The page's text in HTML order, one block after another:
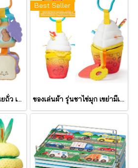
ของเล่นผ้า รุ่นขนมปังเนยถั่ว เขย่ามีเสียง PB&J Take Along Toy รุ่น 30742 ยี่ห้อ Melissa & Doug
Best Seller
ของเล่นผ้า รุ่นชาไข่มุก เขย่ามีเสียง Bubble Tea Take Along Toy รุ่น 30744 ยี่ห้อ Melissa & Doug